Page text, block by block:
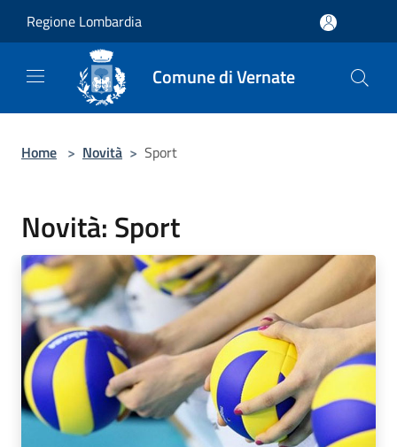
Regione Lombardia
Comune di Vernate
Home > Novità > Sport
Novità: Sport